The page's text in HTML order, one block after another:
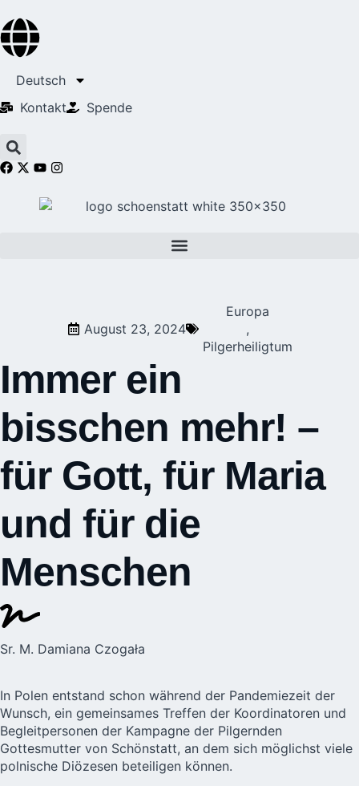
Deutsch
Kontakt
Spende
August 23, 2024
Europa
,
Pilgerheiligtum
Immer ein
bisschen mehr! –
für Gott, für Maria
und für die
Menschen
Sr. M. Damiana Czogała
In Polen entstand schon während der Pandemiezeit der
Wunsch, ein gemeinsames Treffen der Koordinatoren und
Begleitpersonen der Kampagne der Pilgernden
Gottesmutter von Schönstatt, an dem sich möglichst viele
polnische Diözesen beteiligen können.